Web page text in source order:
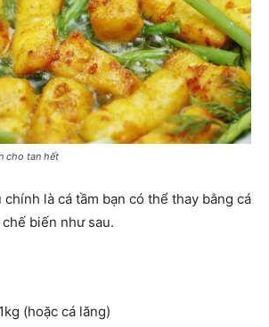
cho tan hết
là cá tầm bạn có thể thay bằng cá
biến như sau.
(hoặc cá lăng)